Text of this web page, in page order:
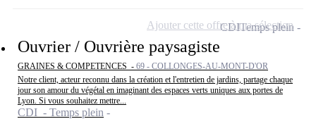
Ouvrier / Ouvrière paysagiste
GRAINES & COMPETENCES - 69 - COLLONGES-AU-MONT-D'OR
Notre client, acteur reconnu dans la création et l'entretien de jardins, partage chaque
jour son amour du végétal en imaginant des espaces verts uniques aux portes de
Lyon. Si vous souhaitez mettre...
CDI - Temps plein
CDITemps plein
Ajouter cette offre à ma sélection